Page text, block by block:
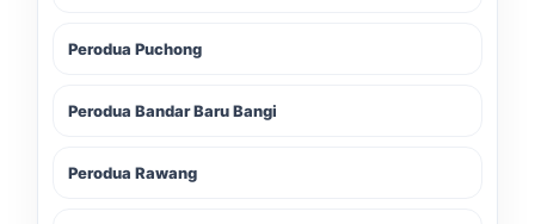
Perodua Puchong
Perodua Bandar Baru Bangi
Perodua Rawang